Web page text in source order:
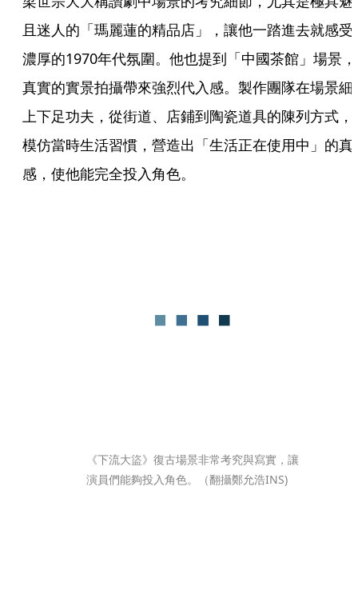
且迷人的「瑪麗蓮的精品店」，讓他一踏進去就感受
濃厚的1970年代氛圍。他也提到「中國茶館」場景，
真實的實景拍攝帶來強烈代入感。製作團隊在場景細
上下足功夫，從街道、店鋪到陶瓷道具的陳列方式，
模仿當時生活習慣，營造出「生活正在使用中」的真
感，使他能完全投入角色。
《下流大盜》復古場景非常考究與寫實，讓
演員們能夠投入角色。（翻攝鄭允浩INS)